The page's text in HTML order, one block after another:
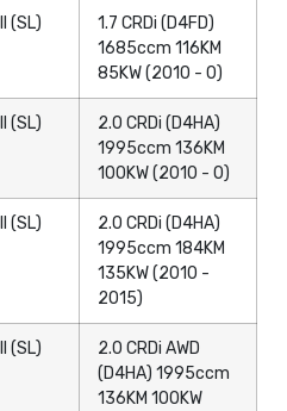
(SL)
1.7 CRDi (D4FD)
1685ccm 116KM
85KW (2010 - 0)
(SL)
2.0 CRDi (D4HA)
1995ccm 136KM
100KW (2010 - 0)
(SL)
2.0 CRDi (D4HA)
1995ccm 184KM
135KW (2010 -
2015)
(SL)
2.0 CRDi AWD
(D4HA) 1995ccm
136KM 100KW